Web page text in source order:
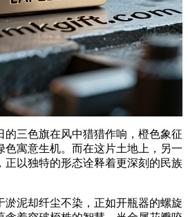
的三色旗在风中猎猎作响，橙色象征
色寓意生机。而在这片土地上，另一
以独特的形态诠释着更深刻的民族
淤泥却纤尘不染，正如开瓶器的螺旋